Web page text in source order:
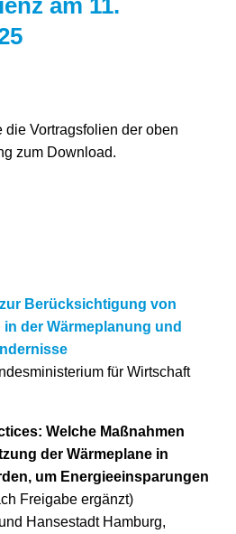
Schriften zum
am 11.
Vortragsfolien der oben
zum Download.
Berücksichtigung von
der Wärmeplanung und
für Wirtschaft
Welche Maßnahmen
der Wärmeplane in
um Energieeinsparungen
Freigabe ergänzt)
Hansestadt Hamburg,